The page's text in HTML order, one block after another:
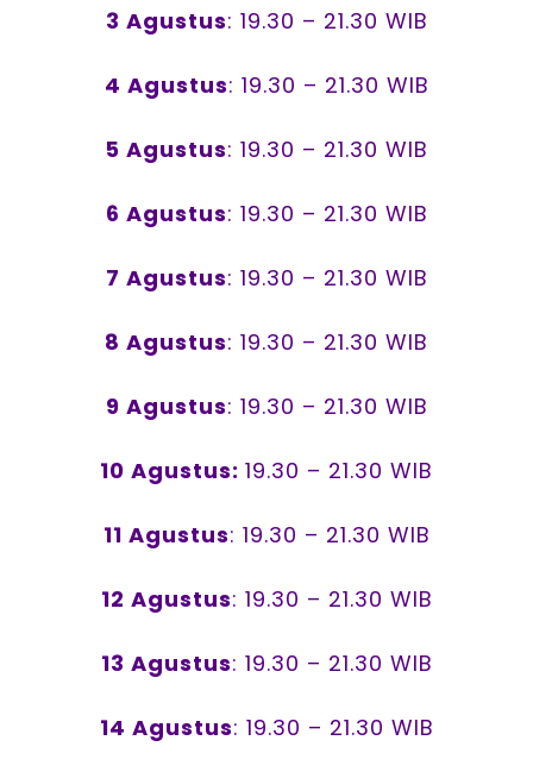
3 Agustus: 19.30 – 21.30 WIB
4 Agustus: 19.30 – 21.30 WIB
5 Agustus: 19.30 – 21.30 WIB
6 Agustus: 19.30 – 21.30 WIB
7 Agustus: 19.30 – 21.30 WIB
8 Agustus: 19.30 – 21.30 WIB
9 Agustus: 19.30 – 21.30 WIB
10 Agustus: 19.30 – 21.30 WIB
11 Agustus: 19.30 – 21.30 WIB
12 Agustus: 19.30 – 21.30 WIB
13 Agustus: 19.30 – 21.30 WIB
14 Agustus: 19.30 – 21.30 WIB